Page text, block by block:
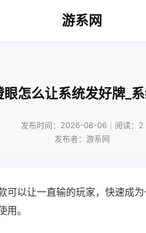
游系网
怎么让系统发好牌_
发布时间：2026-08-06｜阅读：2
发布者：游系网
可以让一直输的玩家，快速成
。